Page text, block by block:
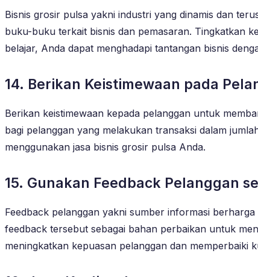
Bisnis grosir pulsa yakni industri yang dinamis dan
buku-buku terkait bisnis dan pemasaran. Tingkatkan
belajar, Anda dapat menghadapi tantangan bisnis
14. Berikan Keistimewaan pada
Berikan keistimewaan kepada pelanggan untuk
bagi pelanggan yang melakukan transaksi dalam
menggunakan jasa bisnis grosir pulsa Anda.
15. Gunakan Feedback Pelanggan
Feedback pelanggan yakni sumber informasi
feedback tersebut sebagai bahan perbaikan untuk
meningkatkan kepuasan pelanggan dan memperbaiki